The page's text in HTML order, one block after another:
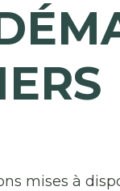
mises à